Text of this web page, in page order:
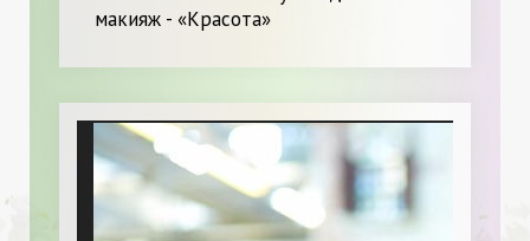
макияж - «Красота»